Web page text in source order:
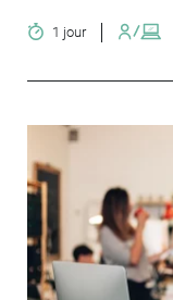
1 jour